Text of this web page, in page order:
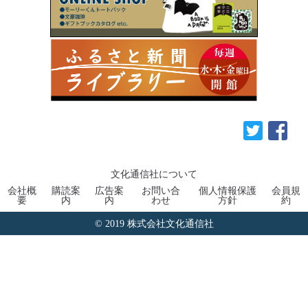
文化通信社について
会社概
要
購読案
内
広告案
内
お問い合
わせ
個人情報保護
方針
会員規
約
© 2019 株式会社文化通信社